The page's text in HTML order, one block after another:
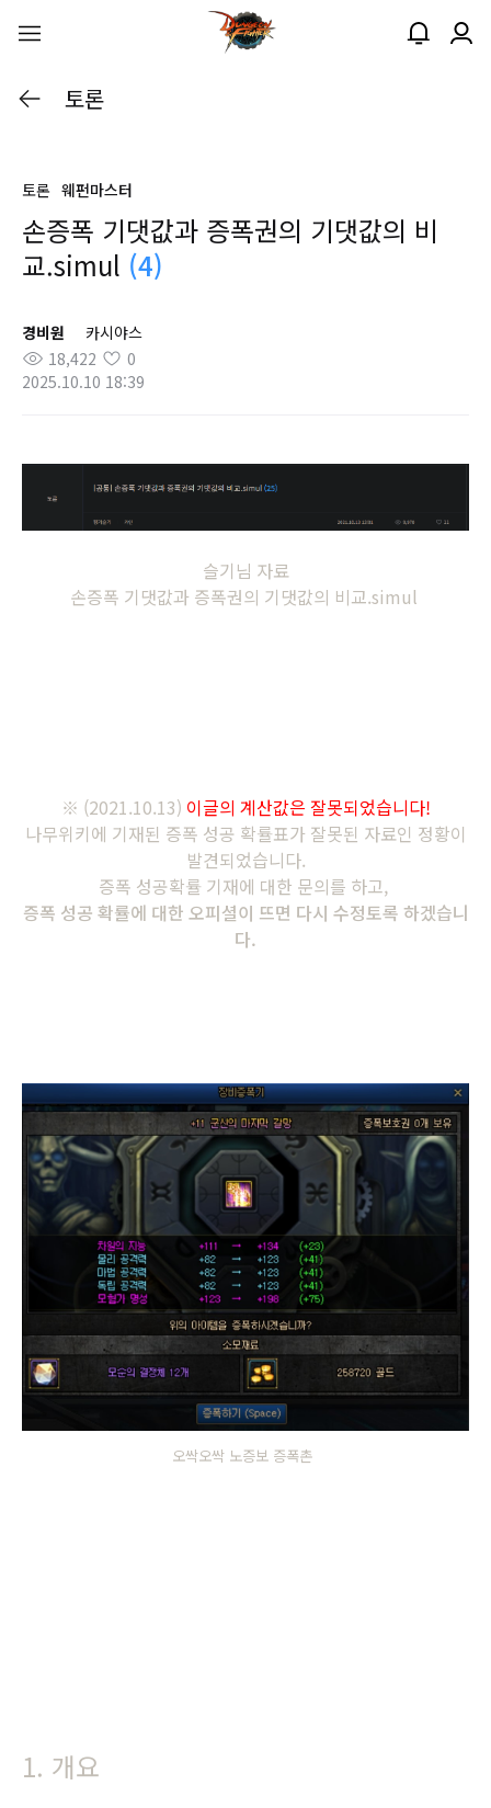
토론
토론 웨펀마스터
손증폭 기댓값과 증폭권의 기댓값의 비
교.simul (4)
경비원
카시야스
18,422
0
2025.10.10 18:39
슬기님 자료
손증폭 기댓값과 증폭권의 기댓값의 비교.simul
※ (2021.10.13) 이글의 계산값은 잘못되었습니다!
나무위키에 기재된 증폭 성공 확률표가 잘못된 자료인 정황이
발견되었습니다.
증폭 성공확률 기재에 대한 문의를 하고,
증폭 성공 확률에 대한 오피셜이 뜨면 다시 수정토록 하겠습니
다.
오싹오싹 노증보 증폭촌
1. 개요